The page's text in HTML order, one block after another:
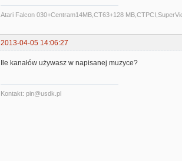
Atari Falcon 030+Centram14MB,CT63+128
2013-04-05 14:06:27
Ile kanałów używasz w napisanej muzyce?
Kontakt: pin@usdk.pl